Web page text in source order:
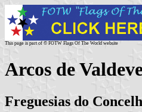
This page is part of © FOTW Flags Of The World website
Arcos de
Freguesias do